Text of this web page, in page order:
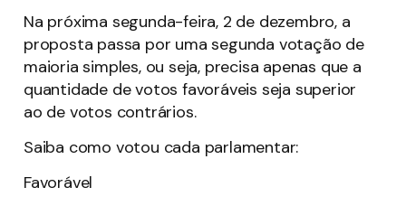
Na próxima segunda-feira, 2 de dezembro, a
proposta passa por uma segunda votação de
maioria simples, ou seja, precisa apenas que a
quantidade de votos favoráveis seja superior
ao de votos contrários.
Saiba como votou cada parlamentar:
Favorável